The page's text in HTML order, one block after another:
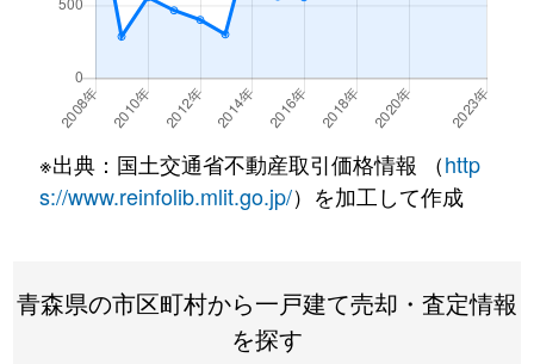
※出典：国土交通省不動産取引価格情報 （http
s://www.reinfolib.mlit.go.jp/）を加工して作成
青森県の市区町村から一戸建て売却・査定情報
を探す